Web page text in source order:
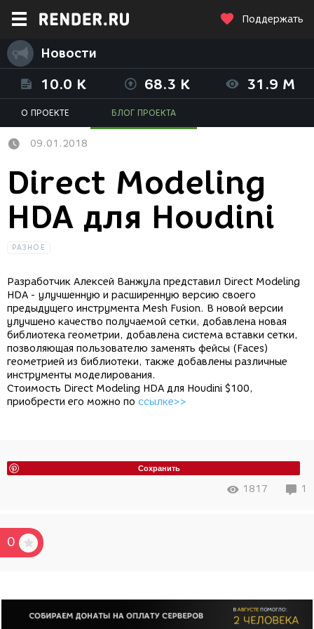
Поддержать
Новости
10.0 K 68.3 K 31.9 M
О ПРОЕКТЕ БЛОГ ПРОЕКТА
09.01.2018
Direct Modeling
HDA для Houdini
РАЗНОЕ
Разработчик Алексей Ванжула представил Direct Modeling
HDA - улучшенную и расширенную версию своего
предыдущего инструмента Mesh Fusion. В новой версии
улучшено качество получаемой сетки, добавлена новая
библиотека геометрии, добавлена система вставки сетки,
позволяющая пользователю заменять фейсы (Faces)
геометрией из библиотеки, также добавлены различные
инструменты моделирования.
Стоимость Direct Modeling HDA для Houdini $100,
приобрести его можно по ссылке>>
Сохранить
1817 1
0